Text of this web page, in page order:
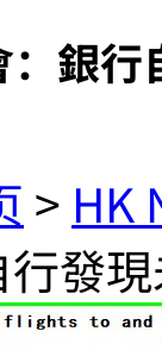
銀
> HK
發